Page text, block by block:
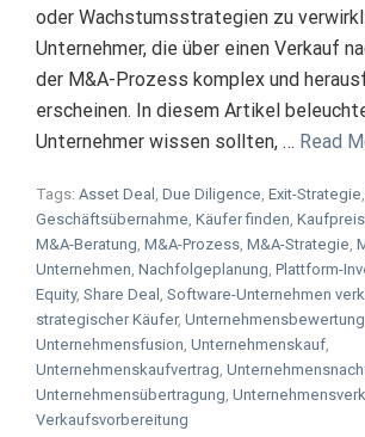
oder Wachstumsstrategien zu
Unternehmer, die über einen Verkauf
der M&A-Prozess komplex und
erscheinen. In diesem Artikel
Unternehmer wissen sollten, … Read
Tags: Asset Deal , Due Diligence, Exit-Strategie,
Geschäftsübernahme, Käufer finden,
M&A-Beratung, M&A-Prozess, M&A-Strategie,
Unternehmen, Nachfolgeplanung, Plattform-
Equity, Share Deal , Software-Unternehmen
strategischer Käufer, Unternehmensbewertung
Unternehmensfusion, Unternehmenskauf,
Unternehmenskaufvertrag,
Unternehmensübertragung,
Verkaufsvorbereitung